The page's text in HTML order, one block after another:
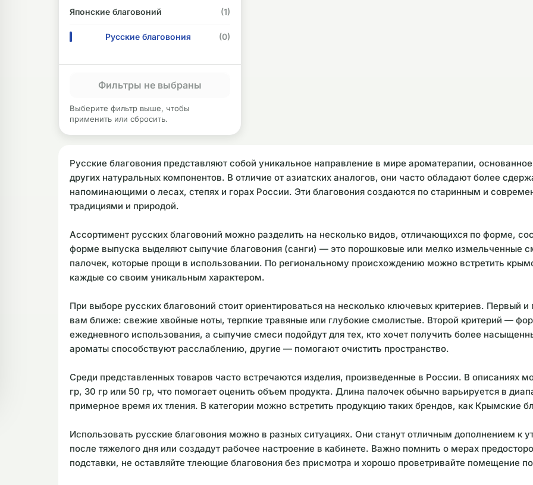
Японские благовоний (1)
Русские благовония (0)
Фильтры не выбраны
Выберите фильтр выше, чтобы
применить или сбросить.
Русские благовония представляют собой уникальное направление в мире ароматерапии,
других натуральных компонентов. В отличие от азиатских аналогов, они часто обладают более
напоминающими о лесах, степях и горах России. Эти благовония создаются по старинным и
традициями и природой.
Ассортимент русских благовоний можно разделить на несколько видов, отличающихся по форме,
форме выпуска выделяют сыпучие благовония (санги) — это порошковые или мелко измельченные
палочек, которые прощи в использовании. По региональному происхождению можно встретить
каждые со своим уникальным характером.
При выборе русских благовоний стоит ориентироваться на несколько ключевых критериев. Первый
вам ближе: свежие хвойные ноты, терпкие травяные или глубокие смолистые. Второй критерий —
ежедневного использования, а сыпучие смеси подойдут для тех, кто хочет получить более
ароматы способствуют расслаблению, другие — помогают очистить пространство.
Среди представленных товаров часто встречаются изделия, произведенные в России. В описаниях
гр, 30 гр или 50 гр, что помогает оценить объем продукта. Длина палочек обычно варьируется в
примерное время их тления. В категории можно встретить продукцию таких брендов, как Крымские
Использовать русские благовония можно в разных ситуациях. Они станут отличным дополнением к
после тяжелого дня или создадут рабочее настроение в кабинете. Важно помнить о мерах
подставки, не оставляйте тлеющие благовония без присмотра и хорошо проветривайте помещение